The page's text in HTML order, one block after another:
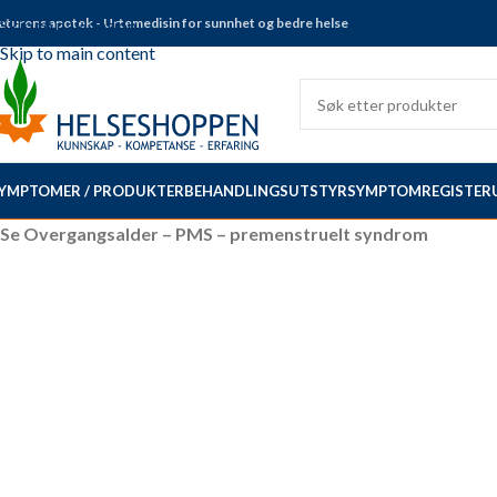
Skip to navigation
Skip to main content
apotek - Urtemedisin for sunnhet og bedre helse
/ PRODUKTERBEHANDLINGSUTSTYRSYMPTOMREGISTER
Se Overgangsalder – PMS – premenstruelt syndrom